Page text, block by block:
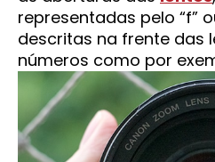
representadas pelo “f”
descritas na frente das
números como por